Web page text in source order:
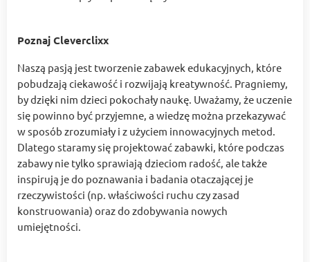
Poznaj Cleverclixx
Naszą pasją jest tworzenie zabawek edukacyjnych, które
pobudzają ciekawość i rozwijają kreatywność. Pragniemy,
by dzięki nim dzieci pokochały naukę. Uważamy, że uczenie
się powinno być przyjemne, a wiedzę można przekazywać
w sposób zrozumiały i z użyciem innowacyjnych metod.
Dlatego staramy się projektować zabawki, które podczas
zabawy nie tylko sprawiają dzieciom radość, ale także
inspirują je do poznawania i badania otaczającej je
rzeczywistości (np. właściwości ruchu czy zasad
konstruowania) oraz do zdobywania nowych
umiejętności.